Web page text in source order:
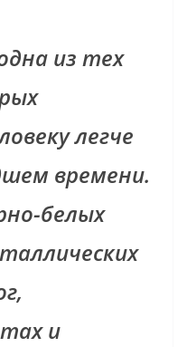
из тех
легче
времени.
белых
и